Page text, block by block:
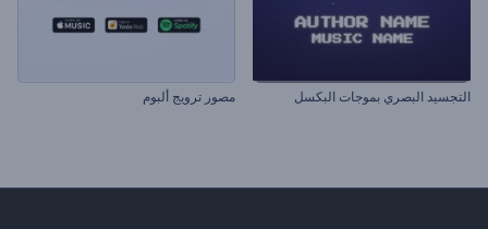
التجسيد البصري بموجات البكسل مصور ترويج ألبوم